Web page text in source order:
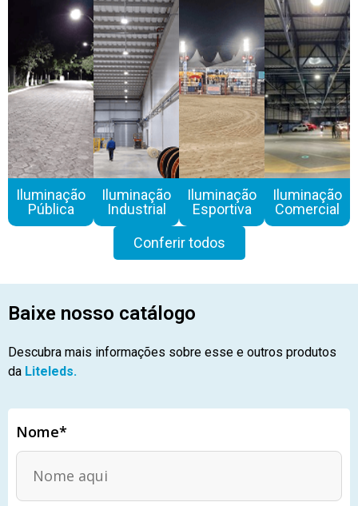
Iluminação
Pública
Iluminação
Industrial
Iluminação
Esportiva
Iluminação
Comercial
Conferir todos
Baixe nosso catálogo
Descubra mais informações sobre esse e outros produtos
da Liteleds.
Nome*